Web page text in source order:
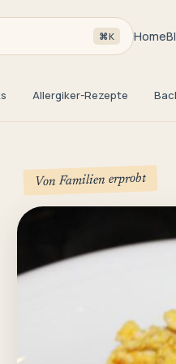
⌘K Home
Allergiker-Rezepte
Von Familien erprobt